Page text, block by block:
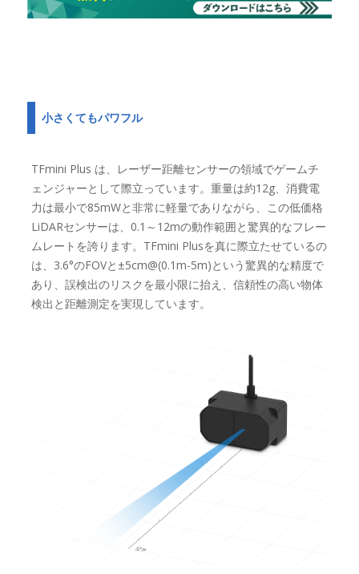
小さくてもパワフル
TFmini Plus は、レーザー距離センサーの領域でゲームチ
ェンジャーとして際立っています。重量は約12g、消費電
力は最小で85mWと非常に軽量でありながら、この低価格
LiDARセンサーは、0.1～12mの動作範囲と驚異的なフレー
ムレートを誇ります。TFmini Plusを真に際立たせているの
は、3.6°のFOVと±5cm@(0.1m-5m)という驚異的な精度で
あり、誤検出のリスクを最小限に抬え、信頼性の高い物体
検出と距離測定を実現しています。